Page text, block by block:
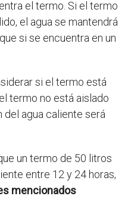
el termo. Si el termo
el agua se mantendrá
si se encuentra en un
si el termo está
termo no está aislado
del agua caliente será
un termo de 50 litros
entre 12 y 24 horas,
mencionados